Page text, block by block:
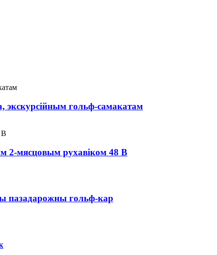
экскурсійным гольф-самакатам
2-мясцовым рухавіком 48 В
пазадарожны гольф-кар